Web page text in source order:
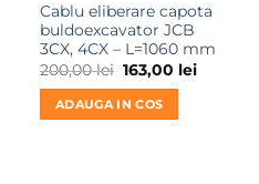
Cablu eliberare capota
buldoexcavator JCB
3CX, 4CX – L=1060 mm
200,00lei Prețul
inițial
a
fost:
200,00 lei.
163,00 leiPrețul
ADAUGA IN COS